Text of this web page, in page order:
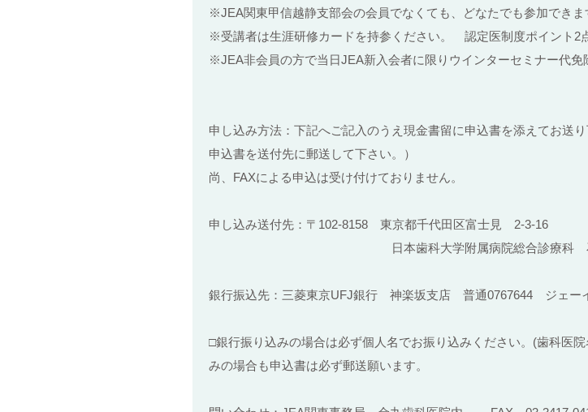
※JEA関東甲信越静支部会の会員でなくても、どなたでも参加できま
※受講者は生涯研修カードを持参ください。 認定医制度ポイント2
※JEA非会員の方で当日JEA新入会者に限りウインターセミナー代免
申し込み方法：下記へご記入のうえ現金書留に申込書を添えてお送
申込書を送付先に郵送して下さい。）
尚、FAXによる申込は受け付けておりません。
申し込み送付先：〒102-8158 東京都千代田区富士見 2-3-16
日本歯科大学附属病院総合診療科 石
銀行振込先：三菱東京UFJ銀行 神楽坂支店 普通0767644 ジェー
□銀行振り込みの場合は必ず個人名でお振り込みください。(歯科医
みの場合も申込書は必ず郵送願います。